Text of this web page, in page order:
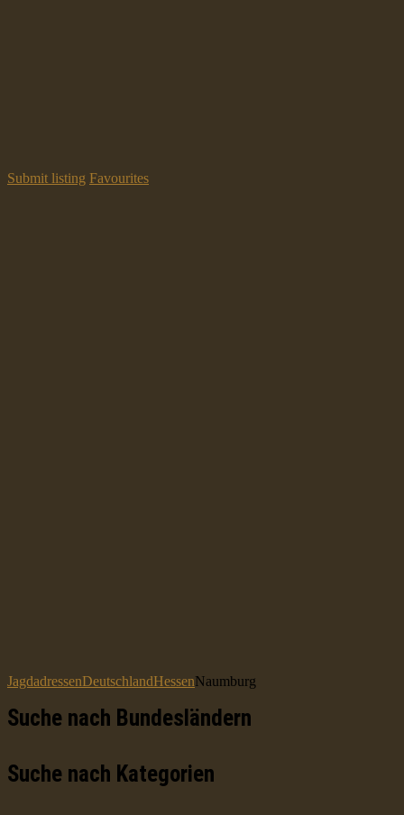
Submit listing Favourites
JagdadressenDeutschlandHessenNaumburg
Suche nach Bundesländern
Suche nach Kategorien